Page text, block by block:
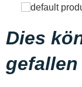
Dies
gefallen